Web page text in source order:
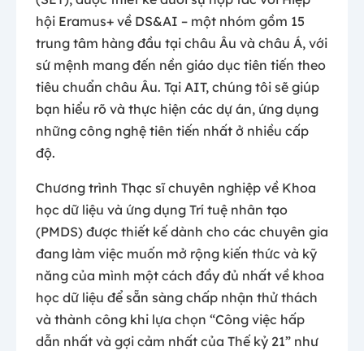
hội Eramus+ về DS&AI – một nhóm gồm 15
trung tâm hàng đầu tại châu Âu và châu Á, với
sứ mệnh mang đến nền giáo dục tiên tiến theo
tiêu chuẩn châu Âu. Tại AIT, chúng tôi sẽ giúp
bạn hiểu rõ và thực hiện các dự án, ứng dụng
những công nghệ tiên tiến nhất ở nhiều cấp
độ.
Chương trình Thạc sĩ chuyên nghiệp về Khoa
học dữ liệu và ứng dụng Trí tuệ nhân tạo
(PMDS) được thiết kế dành cho các chuyên gia
đang làm việc muốn mở rộng kiến thức và kỹ
năng của mình một cách đầy đủ nhất về khoa
học dữ liệu để sẵn sàng chấp nhận thử thách
và thành công khi lựa chọn “Công việc hấp
dẫn nhất và gợi cảm nhất của Thế kỷ 21” như